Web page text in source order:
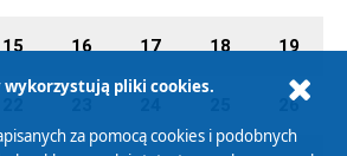
15 16 17 18 19
26
wykorzystują pliki cookies.
za pomocą cookies i podobnych